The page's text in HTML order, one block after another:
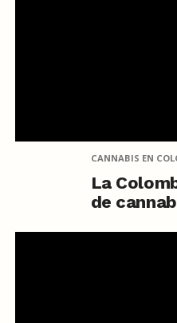
CANNABIS EN
La
de